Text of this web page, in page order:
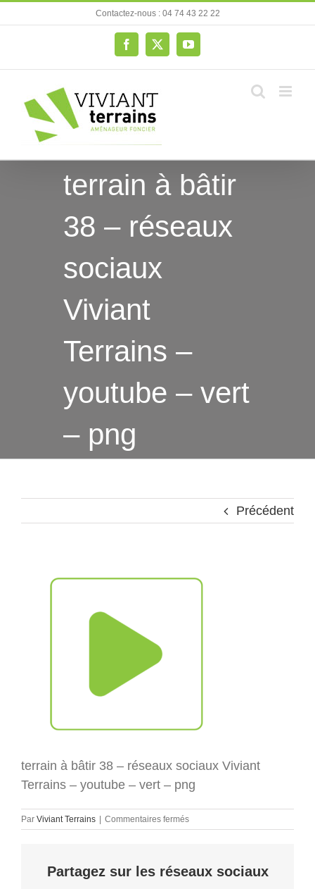
au
Contactez-nous : 04 74 43 22 22
Facebook
X YouTube
terrain à bâtir
38 – réseaux
sociaux
Viviant
Terrains –
youtube – vert
– png
Précédent
terrain à bâtir 38 – réseaux sociaux Viviant
Terrains – youtube – vert – png
Par Viviant Terrains Commentaires ferméssur
terrain
38
Partagez sur les réseaux sociaux